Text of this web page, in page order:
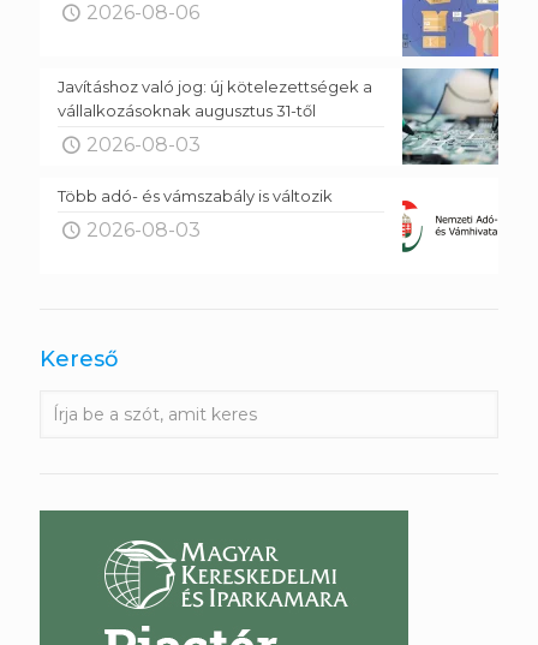
2026-08-06
Javításhoz való jog: új kötelezettségek a
vállalkozásoknak augusztus 31-től
2026-08-03
Több adó- és vámszabály is változik
2026-08-03
Kereső